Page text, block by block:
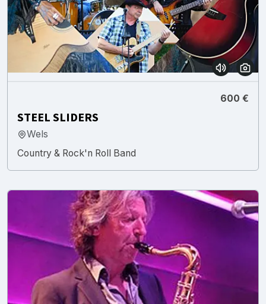
600 €
STEEL SLIDERS
Wels
Country & Rock'n Roll Band